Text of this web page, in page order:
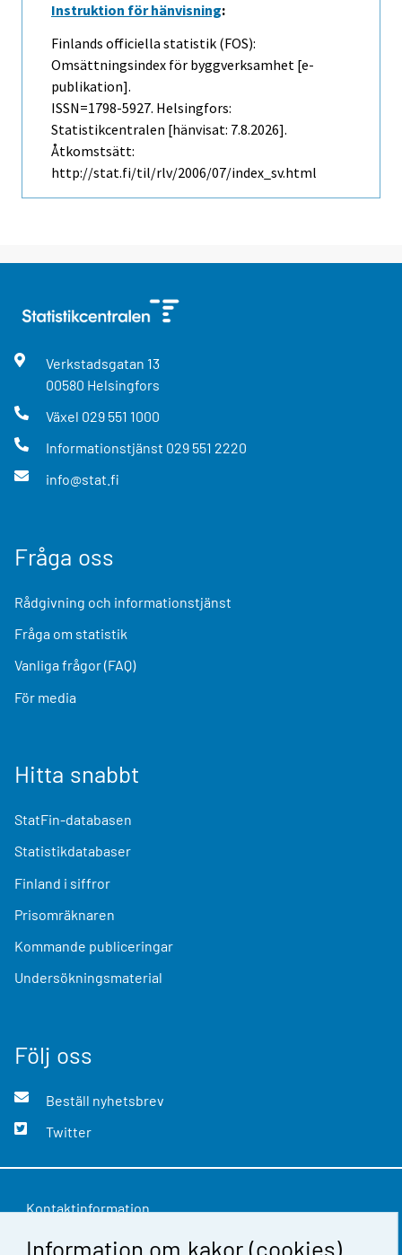
Information om kakor (cookies)
Instruktion för hänvisning:
Finlands officiella statistik (FOS):
Omsättningsindex för byggverksamhet [e-
publikation].
ISSN=1798-5927. Helsingfors:
Statistikcentralen [hänvisat: 7.8.2026].
Åtkomstsätt:
http://stat.fi/til/rlv/2006/07/index_sv.html
Verkstadsgatan 13
00580 Helsingfors
Växel 029 551 1000
Informationstjänst 029 551 2220
info@stat.fi
Fråga oss
Rådgivning och informationstjänst
Fråga om statistik
Vanliga frågor (FAQ)
För media
Hitta snabbt
StatFin-databasen
Statistikdatabaser
Finland i siffror
Prisomräknaren
Kommande publiceringar
Undersökningsmaterial
Följ oss
Beställ nyhetsbrev
Twitter
Kontaktinformation
Respons